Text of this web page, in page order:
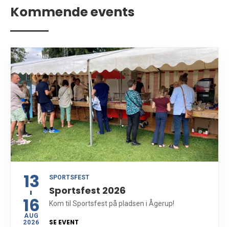
Kommende events
13
16
AUG
2026
SPORTSFEST
Sportsfest 2026
Kom til Sportsfest på pladsen i Ågerup!
SE EVENT